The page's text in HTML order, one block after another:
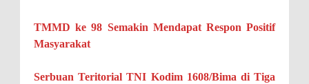
TMMD ke 98 Semakin Mendapat Respon Positif
Masyarakat
Serbuan Teritorial TNI Kodim 1608/Bima di Tiga